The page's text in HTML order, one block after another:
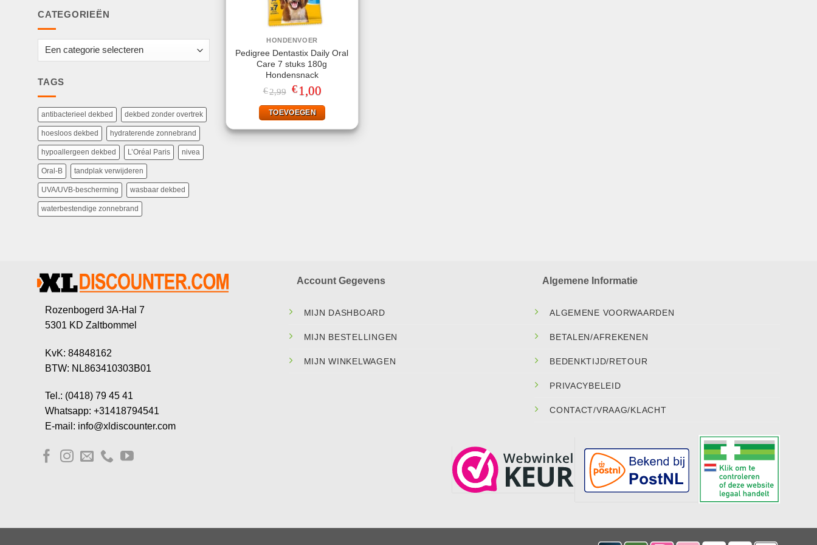
CATEGORIEËN
TAGS
antibacterieel dekbed dekbed zonder overtrek
hoesloos dekbed hydraterende zonnebrand
hypoallergeen dekbed L’Oréal Paris nivea
Oral-B tandplak verwijderen
UVA/UVB-bescherming wasbaar dekbed
waterbestendige zonnebrand
HONDENVOER
Pedigree Dentastix Daily Oral
Care 7 stuks 180g
Hondensnack
€2,99 Oorspronkelijke
prijs
was:
€2,99.
€ 1,00Huidige
prijs
is:
€1,00.
TOEVOEGEN
Rozenbogerd 3A-Hal 7
5301 KD Zaltbommel
KvK: 84848162
BTW: NL863410303B01
Tel.: (0418) 79 45 41
Whatsapp: +31418794541
E-mail: info@xldiscounter.com
Account Gegevens
MIJN DASHBOARD
MIJN BESTELLINGEN
MIJN WINKELWAGEN
Algemene Informatie
ALGEMENE VOORWAARDEN
BETALEN/AFREKENEN
BEDENKTIJD/RETOUR
PRIVACYBELEID
CONTACT/VRAAG/KLACHT